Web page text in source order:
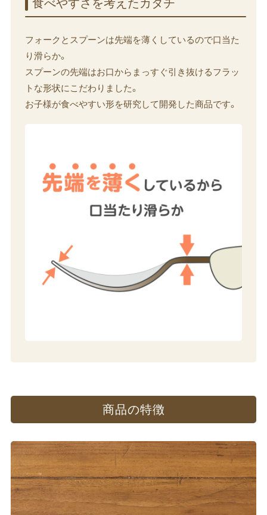
食べやすさを​考えた​カタチ
フォークとスプーンは先端を薄くしているので口当た
り滑らか。
スプーンの先端はお口からまっすぐ引き抜けるフラッ
トな形状にこだわりました。
お子様が食べやすい形を研究して開発した商品です。
商品の​特徴